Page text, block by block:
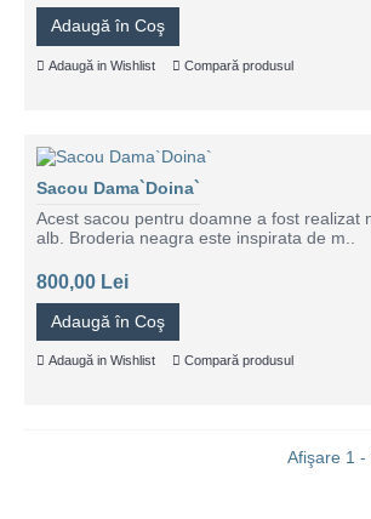
Adaugă în Coş
Adaugă in Wishlist Compară produsul
Sacou Dama`Doina`
Acest sacou pentru doamne a fost realizat
alb. Broderia neagra este inspirata de m..
800,00 Lei
Adaugă în Coş
Adaugă in Wishlist Compară produsul
Afişare 1 -